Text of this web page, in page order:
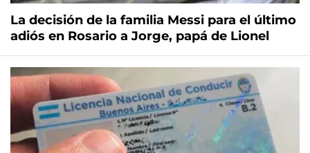
La decisión de la familia Messi para el último
adiós en Rosario a Jorge, papá de Lionel